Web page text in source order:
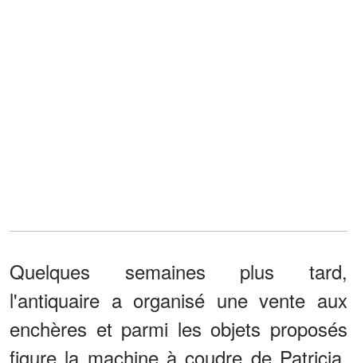
Quelques semaines plus tard,
l'antiquaire a organisé une vente aux
enchères et parmi les objets proposés
figure la machine à coudre de Patricia.